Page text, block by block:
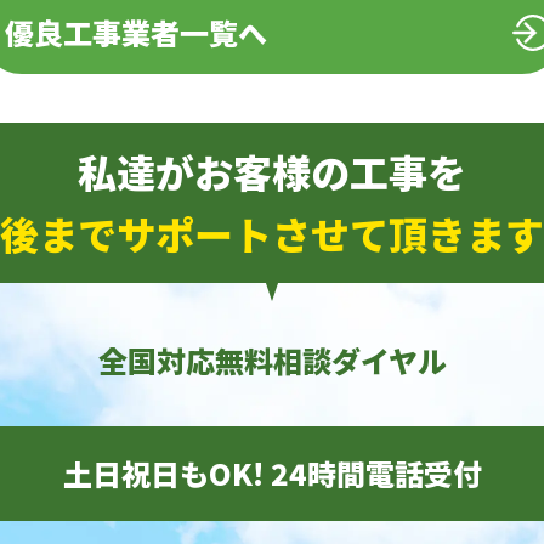
優良工事業者一覧へ
私達がお客様の工事を
までサポートさせて頂きま
全国対応無料相談ダイヤル
土日祝日もOK! 24時間電話受付